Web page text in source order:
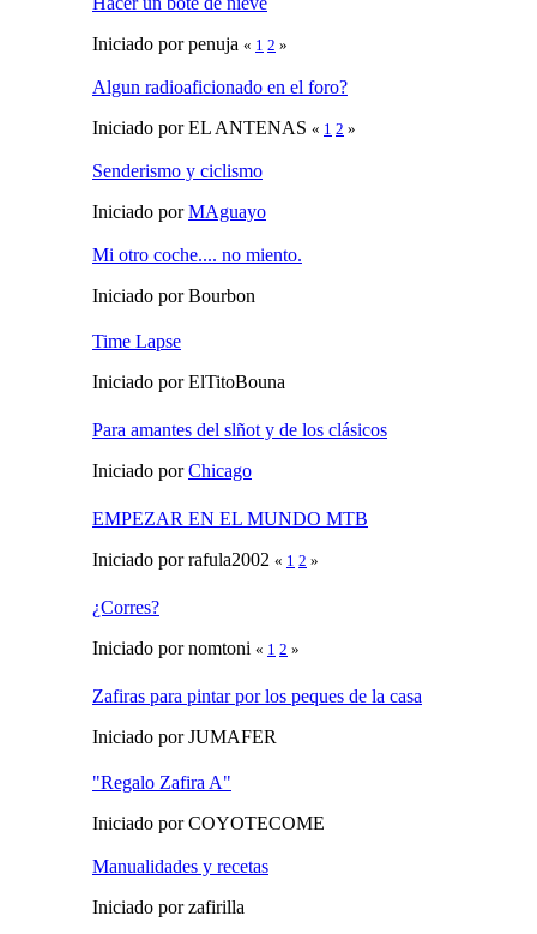
Iniciado por penuja « 1 2 »
Algun radioaficionado en el foro?
Iniciado por EL ANTENAS « 1 2 »
Senderismo y ciclismo
Iniciado porMAguayo
Mi otro coche.... no miento.
Iniciado por Bourbon
Time Lapse
Iniciado por ElTitoBouna
Para amantes del slñot y de los clásicos
Iniciado porChicago
EMPEZAR EN EL MUNDO MTB
Iniciado por rafula2002 « 1 2 »
¿Corres?
Iniciado por nomtoni « 1 2 »
Zafiras para pintar por los peques de la casa
Iniciado por JUMAFER
"Regalo Zafira A"
Iniciado por COYOTECOME
Manualidades y recetas
Iniciado por zafirilla